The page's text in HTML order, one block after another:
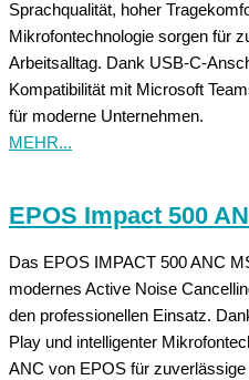
Sprachqualität, hoher
Mikrofontechnologie sorgen für
Arbeitsalltag. Dank USB-C-
Kompatibilität mit Microsoft
für moderne Unternehmen.
MEHR...
EPOS Impact 500
Das EPOS IMPACT 500 ANC
modernes Active Noise
den professionellen Einsatz.
Play und intelligenter
ANC von EPOS für